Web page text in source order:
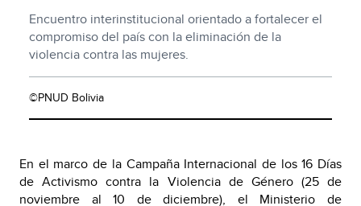
Encuentro interinstitucional orientado a fortalecer el
compromiso del país con la eliminación de la
violencia contra las mujeres.
©PNUD Bolivia
En el marco de la Campaña Internacional de los 16 Días
de Activismo contra la Violencia de Género (25 de
noviembre al 10 de diciembre), el Ministerio de